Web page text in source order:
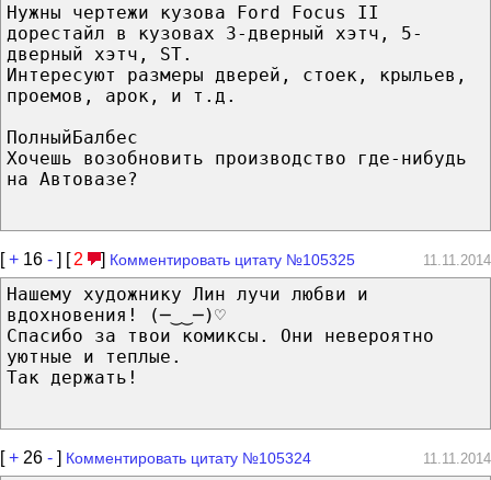
Нужны чертежи кузова Ford Focus II
дорестайл в кузовах 3-дверный хэтч, 5-
дверный хэтч, ST.
Интересуют размеры дверей, стоек, крыльев,
проемов, арок, и т.д.
ПолныйБалбес
Хочешь возобновить производство где-нибудь
на Автовазе?
[+ 16 - ] [ 2 ] Комментировать цитату №105325 11.11.2014
Нашему художнику Лин лучи любви и
вдохновения! (─‿‿─)♡
Спасибо за твои комиксы. Они невероятно
уютные и теплые.
Так держать!
[+ 26 - ] Комментировать цитату №105324 11.11.2014